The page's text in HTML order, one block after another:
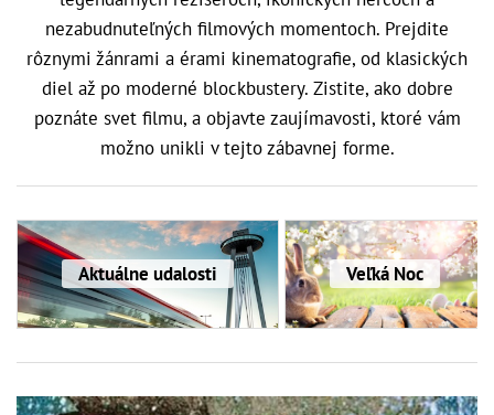
nezabudnuteľných filmových momentoch. Prejdite
rôznymi žánrami a érami kinematografie, od klasických
diel až po moderné blockbustery. Zistite, ako dobre
poznáte svet filmu, a objavte zaujímavosti, ktoré vám
možno unikli v tejto zábavnej forme.
Aktuálne udalosti Veľká Noc